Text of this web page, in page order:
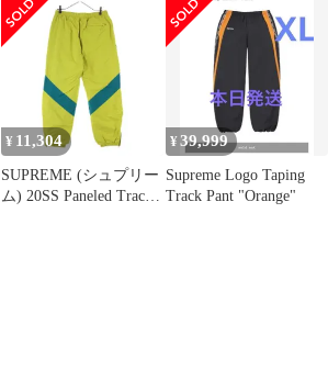
ィブ パイピング トラッ
ク パンツ (Reflective
Piping Track Pant) / ブラ
ック 黒 / ボトムス ズボ
ン【メンズ】【中古】
¥ 11,304
SUPREME (シュプリー
ム) 20SS Paneled Track
¥39,999
Supreme Logo Taping
Track Pant "Orange"